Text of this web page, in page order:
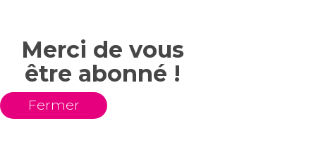
Merci de vous
être abonné !
Fermer